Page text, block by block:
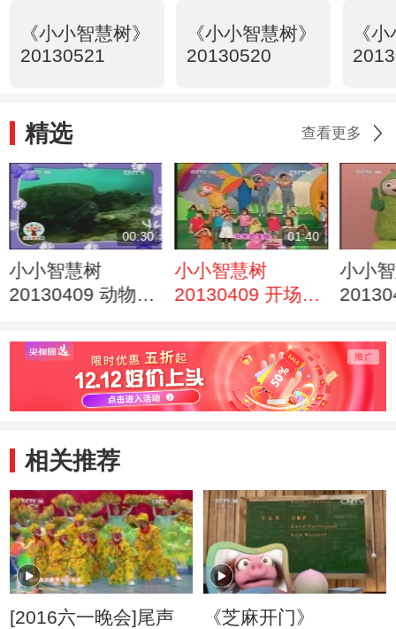
《小小智慧树》
20130521
《小小智慧树》
20130520
《
精选 查看更多
00:30
小小智慧树
20130409 动物欣
01:40
小小智慧树
20130409 开场歌
小小
相关推荐
[2016六一晚会]尾声
《芝麻开门》